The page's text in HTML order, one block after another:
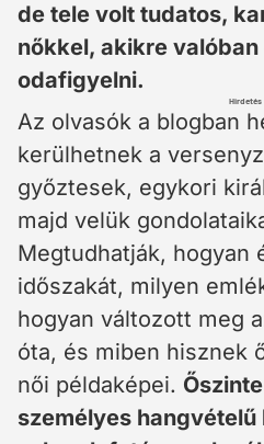
de tele volt tudatos,
nőkkel, akikre
odafigyelni.
Hirdetés
Az olvasók a blogban
kerülhetnek a
győztesek, egykori
majd velük
Megtudhatják, hogyan
időszakát, milyen
hogyan változott meg
óta, és miben hisznek
női példaképei.
személyes